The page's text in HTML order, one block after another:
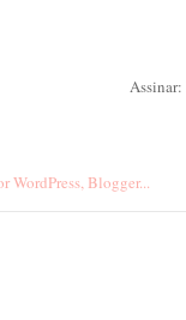
Assinar: